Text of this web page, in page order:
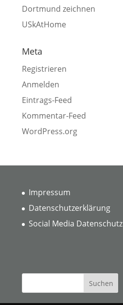
Dortmund zeichnen
USkAtHome
Meta
Registrieren
Anmelden
Eintrags-Feed
Kommentar-Feed
WordPress.org
Impressum
Datenschutzerklärung
Social Media Datenschutz